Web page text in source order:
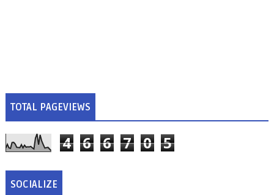
TOTAL PAGEVIEWS
4 6 6 7 0 5
SOCIALIZE